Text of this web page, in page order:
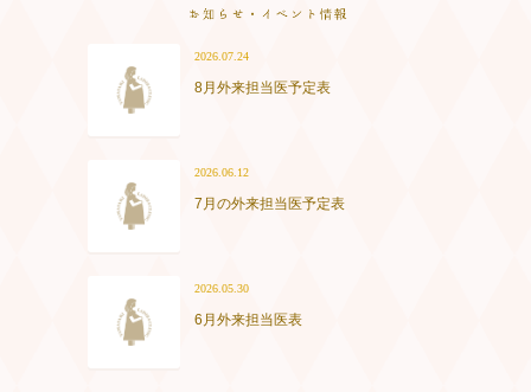
2026.07.24
8月外来担当医予定表
2026.06.12
7月の外来担当医予定表
2026.05.30
6月外来担当医表